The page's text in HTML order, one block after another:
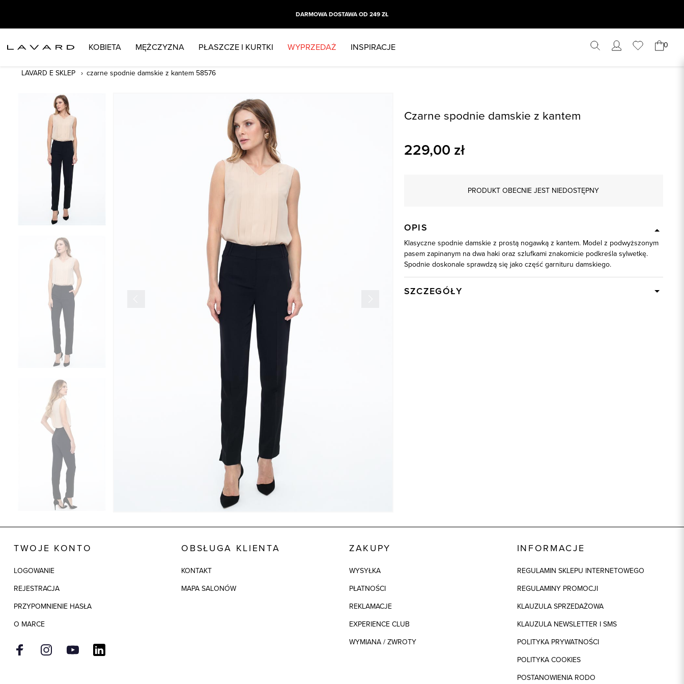
DARMOWA DOSTAWA OD 249 ZŁ
KOBIETA MĘŻCZYZNA PŁASZCZE I KURTKI WYPRZEDAŻ INSPIRACJE 0
LAVARD E SKLEP czarne spodnie damskie z kantem 58576
Czarne spodnie damskie z kantem
229,00 zł
PRODUKT OBECNIE JEST NIEDOSTĘPNY
OPIS
Klasyczne spodnie damskie z prostą nogawką z kantem. Model z podwyższonym
pasem zapinanym na dwa haki oraz szlufkami znakomicie podkreśla sylwetkę.
Spodnie doskonale sprawdzą się jako część garnituru damskiego.
SZCZEGÓŁY
TWOJE KONTO
LOGOWANIE
REJESTRACJA
PRZYPOMNIENIE HASŁA
O MARCE
OBSŁUGA KLIENTA
KONTAKT
MAPA SALONÓW
ZAKUPY
WYSYŁKA
PŁATNOŚCI
REKLAMACJE
EXPERIENCE CLUB
WYMIANA / ZWROTY
INFORMACJE
REGULAMIN SKLEPU INTERNETOWEGO
REGULAMINY PROMOCJI
KLAUZULA SPRZEDAŻOWA
KLAUZULA NEWSLETTER I SMS
POLITYKA PRYWATNOŚCI
POLITYKA COOKIES
POSTANOWIENIA RODO